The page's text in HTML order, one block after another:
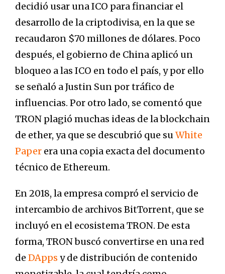
decidió usar una ICO para financiar el
desarrollo de la criptodivisa, en la que se
recaudaron $70 millones de dólares. Poco
después, el gobierno de China aplicó un
bloqueo a las ICO en todo el país, y por ello
se señaló a Justin Sun por tráfico de
influencias. Por otro lado, se comentó que
TRON plagió muchas ideas de la blockchain
de ether, ya que se descubrió que suWhite
Paper era una copia exacta del documento
técnico de Ethereum.
En 2018, la empresa compró el servicio de
intercambio de archivos BitTorrent, que se
incluyó en el ecosistema TRON. De esta
forma, TRON buscó convertirse en una red
de DApps y de distribución de contenido